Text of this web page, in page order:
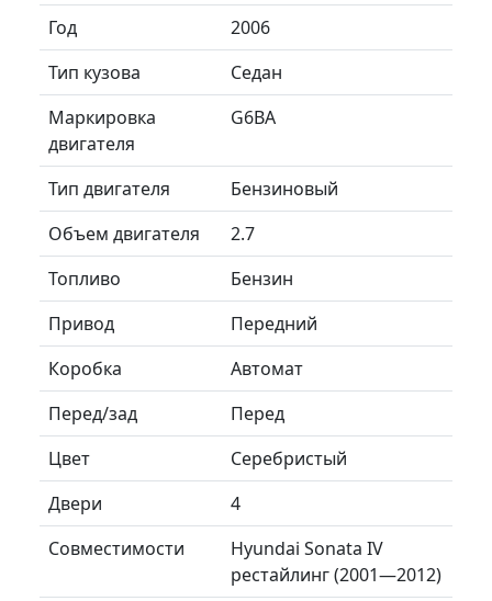
Год
2006
Тип кузова
Седан
Маркировка
двигателя
G6BA
Тип двигателя
Бензиновый
Объем двигателя
2.7
Топливо
Бензин
Привод
Передний
Коробка
Автомат
Перед/зад
Перед
Цвет
Серебристый
Двери
4
Совместимости
Hyundai Sonata IV
рестайлинг (2001—2012)